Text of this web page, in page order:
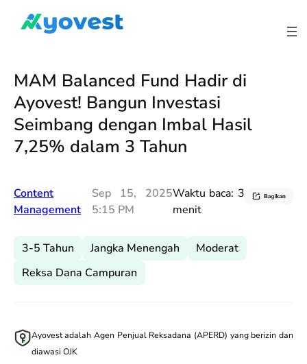
MAM Balanced Fund Hadir di
Ayovest! Bangun Investasi
Seimbang dengan Imbal Hasil
7,25% dalam 3 Tahun
Content
Management
Sep 15, 2025
5:15 PM
Waktu baca: 3
menit
3-5 Tahun Jangka Menengah
Moderat
Reksa Dana Campuran
Ayovest adalah Agen Penjual Reksadana (APERD) yang berizin dan
diawasi OJK